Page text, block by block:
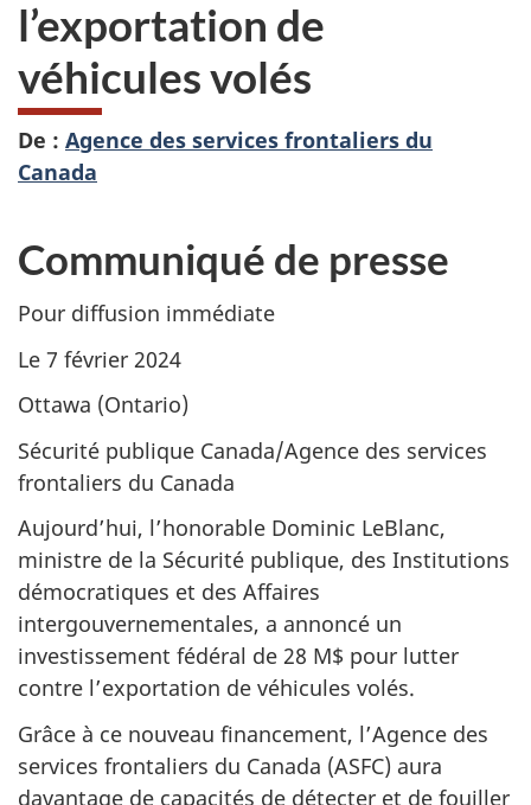
l’exportation de
véhicules volés
De : Agence des services frontaliers du
Canada
Communiqué de presse
Pour diffusion immédiate
Le 7 février 2024
Ottawa (Ontario)
Sécurité publique Canada/Agence des services
frontaliers du Canada
Aujourd’hui, l’honorable Dominic LeBlanc,
ministre de la Sécurité publique, des Institutions
démocratiques et des Affaires
intergouvernementales, a annoncé un
investissement fédéral de 28 M$ pour lutter
contre l’exportation de véhicules volés.
Grâce à ce nouveau financement, l’Agence des
services frontaliers du Canada (ASFC) aura
davantage de capacités de détecter et de fouiller